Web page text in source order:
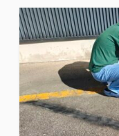
ゴ
リ
ー